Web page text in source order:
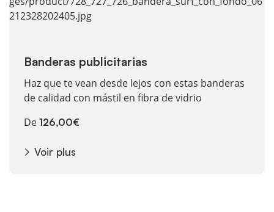
Banderas publicitarias
Haz que te vean desde lejos con estas banderas
de calidad con mástil en fibra de vidrio
De 126,00€
Voir plus